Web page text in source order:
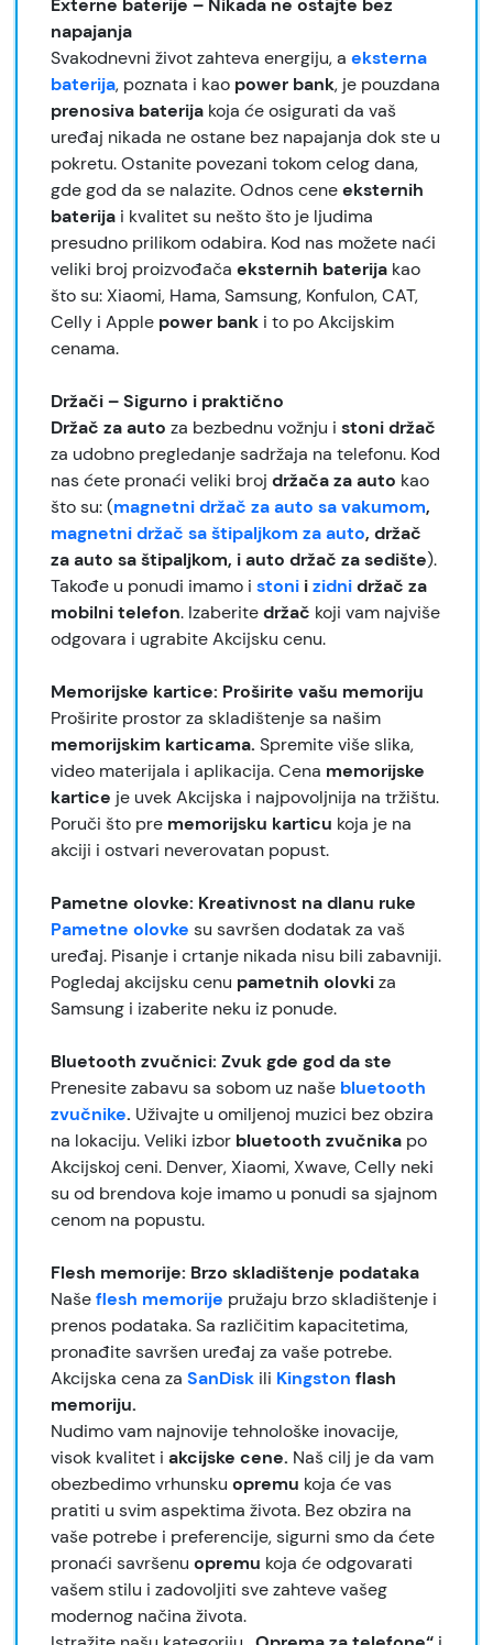
Externe baterije – Nikada ne ostajte bez
napajanja
Svakodnevni život zahteva energiju, a eksterna
baterija, poznata i kao power bank, je pouzdana
prenosiva baterija koja će osigurati da vaš
uređaj nikada ne ostane bez napajanja dok ste u
pokretu. Ostanite povezani tokom celog dana,
gde god da se nalazite. Odnos ceneeksternih
baterija i kvalitet su nešto što je ljudima
presudno prilikom odabira. Kod nas možete naći
veliki broj proizvođača eksternih baterija kao
što su: Xiaomi, Hama, Samsung, Konfulon, CAT,
Celly i Apple power bank i to po Akcijskim
cenama.
Držači – Sigurno i praktično
Držač za auto za bezbednu vožnju i stoni držač
za udobno pregledanje sadržaja na telefonu. Kod
nas ćete pronaći veliki broj držača za auto kao
što su: (magnetni držač za auto sa vakumom,
magnetni držač sa štipaljkom za auto, držač
za auto sa štipaljkom, i auto držač za sedište).
Takođe u ponudi imamo i stoni izidnidržač za
mobilni telefon. Izaberitedržač koji vam najviše
odgovara i ugrabite Akcijsku cenu.
Memorijske kartice: Proširite vašu memoriju
Proširite prostor za skladištenje sa našim
memorijskim karticama. Spremite više slika,
video materijala i aplikacija. Cena memorijske
kartice je uvek Akcijska i najpovoljnija na tržištu.
Poruči što pre memorijsku karticu koja je na
akciji i ostvari neverovatan popust.
Pametne olovke: Kreativnost na dlanu ruke
Pametne olovke su savršen dodatak za vaš
uređaj. Pisanje i crtanje nikada nisu bili zabavniji.
Pogledaj akcijsku cenu pametnih olovkiza
Samsung i izaberite neku iz ponude.
Bluetooth zvučnici: Zvuk gde god da ste
Prenesite zabavu sa sobom uz naše bluetooth
zvučnike. Uživajte u omiljenoj muzici bez obzira
na lokaciju. Veliki izbor bluetooth zvučnika po
Akcijskoj ceni. Denver, Xiaomi, Xwave, Celly neki
su od brendova koje imamo u ponudi sa sjajnom
cenom na popustu.
Flesh memorije: Brzo skladištenje podataka
Našeflesh memorije pružaju brzo skladištenje i
prenos podataka. Sa različitim kapacitetima,
pronađite savršen uređaj za vaše potrebe.
Akcijska cena za SanDisk ili Kingston flash
memoriju.
Nudimo vam najnovije tehnološke inovacije,
visok kvalitet i akcijske cene. Naš cilj je da vam
obezbedimo vrhunsku opremu koja će vas
pratiti u svim aspektima života. Bez obzira na
vaše potrebe i preferencije, sigurni smo da ćete
pronaći savršenu opremu koja će odgovarati
vašem stilu i zadovoljiti sve zahteve vašeg
modernog načina života.